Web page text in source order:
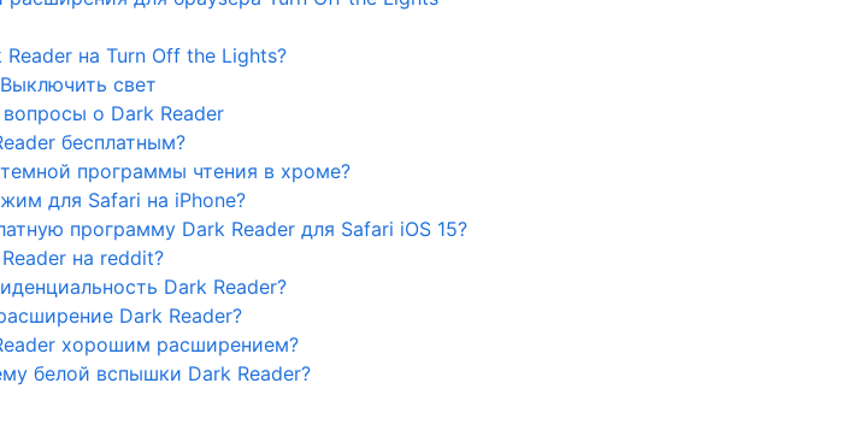
на Turn Off the Lights?
свет
о Dark Reader
бесплатным?
программы чтения в хроме?
для Safari на iPhone?
программу Dark Reader для Safari iOS 15?
на reddit?
Dark Reader?
Dark Reader?
хорошим расширением?
белой вспышки Dark Reader?